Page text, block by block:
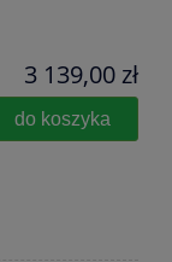
3 139,00 zł
do koszyka